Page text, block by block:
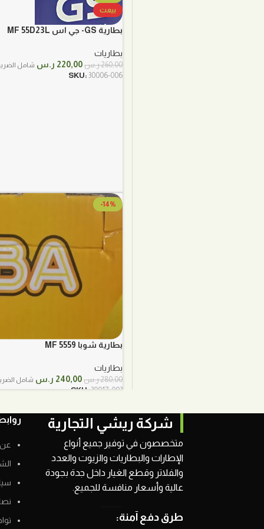
بيعت
بطارية GS- جي اس MF 55D23L
بطاريات
260,00ر.س السعر
الأصلي
220,00 ر.س السعر
شامل
SKU: 30006-006
-14%
بطارية شوبا 5559 MF
بطاريات
280,00ر.س السعر
الأصلي
280,00 ر.س.
240,00 ر.س السعر
الحالي
240,00 ر.س.
شامل
SKU:30017-003
شركة ريشي التجارية
متخصصون في توفير جميع أنواع
الإطارات والبطاريات والزيوت والعدد
والفلاتر وقطع الغيار داخل جدة بجودة
عالية وأسعار منافسة للجميع.
طرق دفع آمنة:
عن